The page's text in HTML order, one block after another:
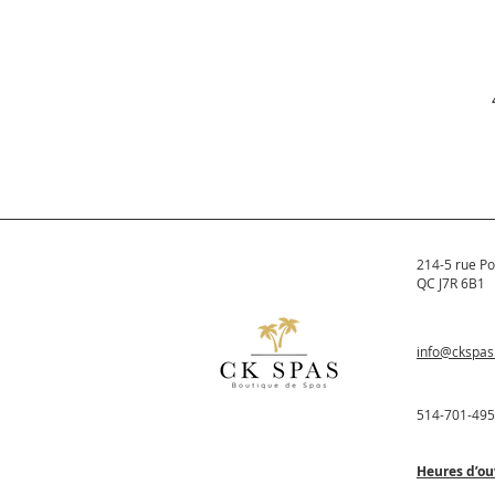
214-5 rue
QC J7R 6B1
514-701-
Heures